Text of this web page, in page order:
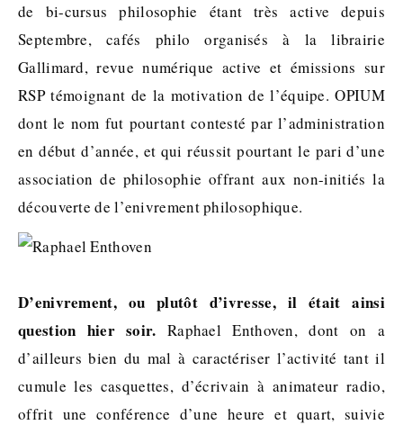
de bi-cursus philosophie étant très active depuis
Septembre, cafés philo organisés à la librairie
Gallimard, revue numérique active et émissions sur
RSP témoignant de la motivation de l’équipe. OPIUM
dont le nom fut pourtant contesté par l’administration
en début d’année, et qui réussit pourtant le pari d’une
association de philosophie offrant aux non-initiés la
découverte de l’enivrement philosophique.
D’enivrement, ou plutôt d’ivresse, il était ainsi
question hier soir. Raphael Enthoven, dont on a
d’ailleurs bien du mal à caractériser l’activité tant il
cumule les casquettes, d’écrivain à animateur radio,
offrit une conférence d’une heure et quart, suivie